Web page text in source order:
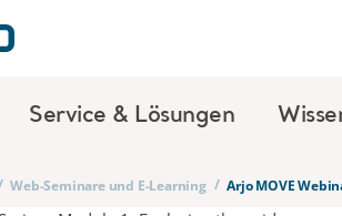
Service & Lösungen
Web-Seminare und E-Learning / Arjo MOVE